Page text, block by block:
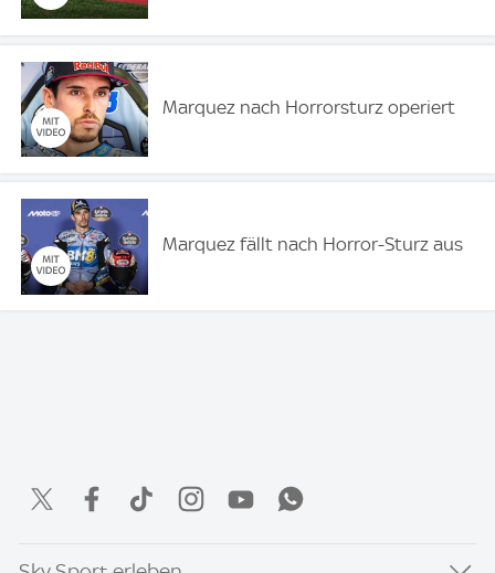
Marquez nach Horrorsturz operiert
Marquez fällt nach Horror-Sturz aus